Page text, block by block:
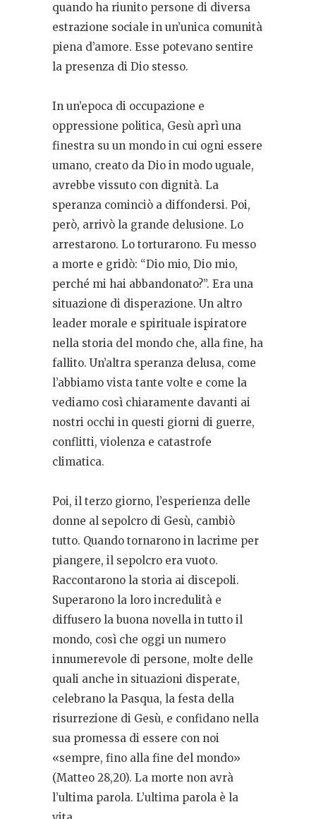
quando ha riunito persone di diversa
estrazione sociale in un’unica comunità
piena d’amore. Esse potevano sentire
la presenza di Dio stesso.
In un’epoca di occupazione e
oppressione politica, Gesù aprì una
finestra su un mondo in cui ogni essere
umano, creato da Dio in modo uguale,
avrebbe vissuto con dignità. La
speranza cominciò a diffondersi. Poi,
però, arrivò la grande delusione. Lo
arrestarono. Lo torturarono. Fu messo
a morte e gridò: “Dio mio, Dio mio,
perché mi hai abbandonato?”. Era una
situazione di disperazione. Un altro
leader morale e spirituale ispiratore
nella storia del mondo che, alla fine, ha
fallito. Un’altra speranza delusa, come
l’abbiamo vista tante volte e come la
vediamo così chiaramente davanti ai
nostri occhi in questi giorni di guerre,
conflitti, violenza e catastrofe
climatica.
Poi, il terzo giorno, l’esperienza delle
donne al sepolcro di Gesù, cambiò
tutto. Quando tornarono in lacrime per
piangere, il sepolcro era vuoto.
Raccontarono la storia ai discepoli.
Superarono la loro incredulità e
diffusero la buona novella in tutto il
mondo, così che oggi un numero
innumerevole di persone, molte delle
quali anche in situazioni disperate,
celebrano la Pasqua, la festa della
risurrezione di Gesù, e confidano nella
sua promessa di essere con noi
«sempre, fino alla fine del mondo»
(Matteo 28,20). La morte non avrà
l’ultima parola. L’ultima parola è la